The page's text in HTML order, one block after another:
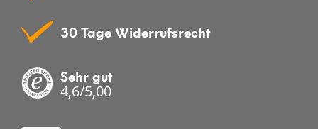
30 Tage Widerrufsrecht
Sehr gut
4,6/5,00